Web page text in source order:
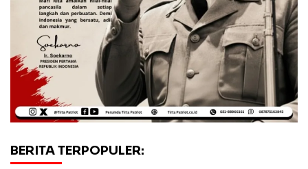
BERITA TERPOPULER: